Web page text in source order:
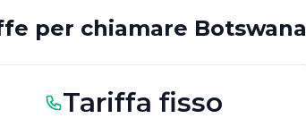
per chiamare Botswana
Tariffa fisso